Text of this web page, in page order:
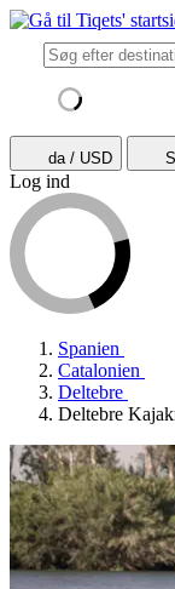
da / USD
Log ind
Spanien
Catalonien
Deltebre
Deltebre